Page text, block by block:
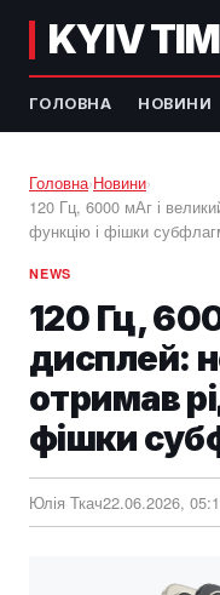
KYIV
ГОЛОВНА НОВИНИ
Головна›Новини›
120 Гц, 6000 мАг і
функцію і фішки
NEWS
120 Гц,
дисплей:
отримав
фішки
Юлія Ткач22.06.2026,